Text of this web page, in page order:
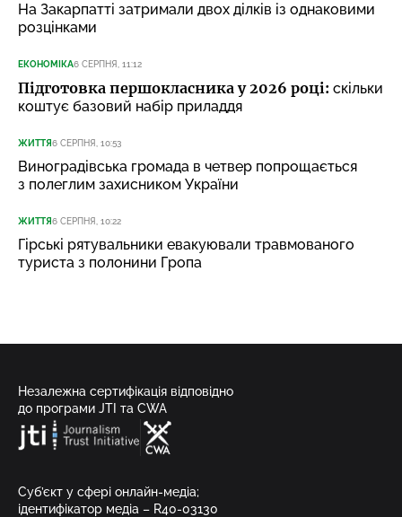
На Закарпатті затримали двох ділків із однаковими
розцінками
ЕКОНОМІКА6 СЕРПНЯ, 11:12
Підготовка першокласника у 2026 році: скільки
коштує базовий набір приладдя
ЖИТТЯ6 СЕРПНЯ, 10:53
Виноградівська громада в четвер попрощається
з полеглим захисником України
ЖИТТЯ6 СЕРПНЯ, 10:22
Гірські рятувальники евакуювали травмованого
туриста з полонини Гропа
Незалежна сертифікація відповідно
до програми JTI та CWA
Суб’єкт у сфері онлайн-медіа;
ідентифікатор медіа – R40-03130